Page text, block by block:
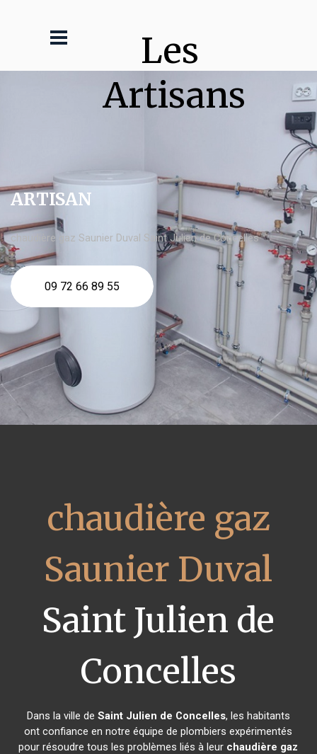
Les
Artisans
ARTISAN
chaudière gaz Saunier Duval Saint Julien de Concelles
09 72 66 89 55
chaudière gaz
Saunier Duval
Saint Julien de
Concelles
Dans la ville de Saint Julien de Concelles, les habitants
ont confiance en notre équipe de plombiers expérimentés
pour résoudre tous les problèmes liés à leur chaudière gaz